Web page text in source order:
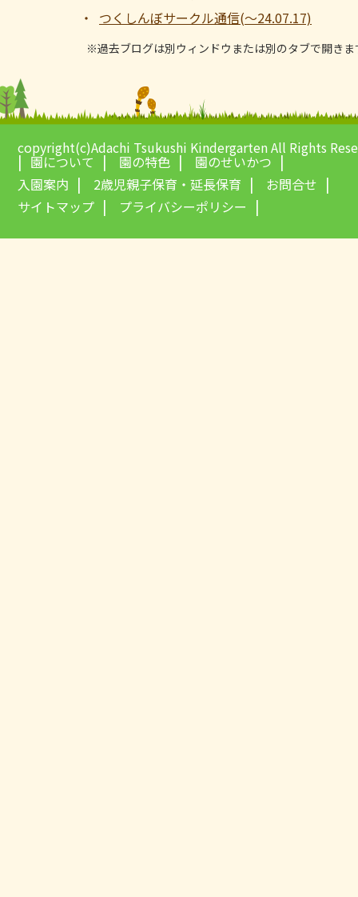
つくしんぼサークル通信(～24.07.17)
※過去ブログは別ウィンドウまたは別のタブで開きま
copyright(c)Adachi Tsukushi Kindergarten All Rights
園について 園の特色
園のせいかつ
入園案内
2歳児親子保育・延長保育
お問合せ
サイトマップ
プライバシーポリシー